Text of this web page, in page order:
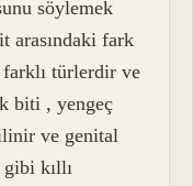
söylemek
arasındaki fark
türlerdir ve
biti , yengeç
ve genital
kıllı